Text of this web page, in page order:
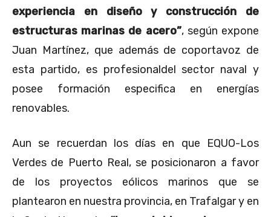
experiencia en diseño y construcción de
estructuras marinas de acero”, según expone
Juan Martínez, que además de coportavoz de
esta partido, es profesionaldel sector naval y
posee formación especifica en energías
renovables.
Aun se recuerdan los días en que EQUO-Los
Verdes de Puerto Real, se posicionaron a favor
de los proyectos eólicos marinos que se
plantearon en nuestra provincia, en Trafalgar y en